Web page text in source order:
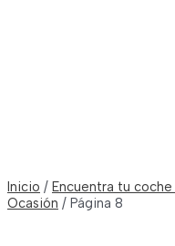
Inicio / Encuentra tu
Ocasión / Página 8